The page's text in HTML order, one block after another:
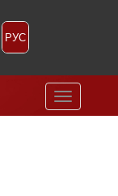
РУС
Toggle
navigation